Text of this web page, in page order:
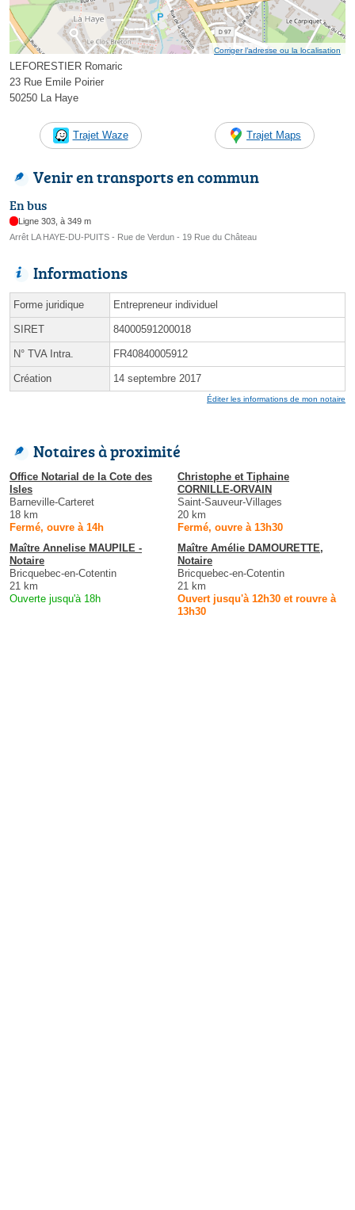
Corriger l’adresse ou la localisation
LEFORESTIER Romaric
23 Rue Emile Poirier
50250 La Haye
Trajet Waze Trajet Maps
Venir en transports en commun
En bus
Ligne 303, à 349 m
Arrêt LA HAYE-DU-PUITS - Rue de Verdun - 19 Rue du Château
Informations
Forme juridique Entrepreneur individuel
SIRET 84000591200018
N° TVA Intra. FR40840005912
Création 14 septembre 2017
Éditer les informations de mon notaire
Notaires à proximité
Office Notarial de la Cote des
Isles
Barneville-Carteret
18 km
Fermé, ouvre à 14h
Christophe et Tiphaine
CORNILLE-ORVAIN
Saint-Sauveur-Villages
20 km
Fermé, ouvre à 13h30
Maître Annelise MAUPILE -
Notaire
Bricquebec-en-Cotentin
21 km
Ouverte jusqu'à 18h
Maître Amélie DAMOURETTE,
Notaire
Bricquebec-en-Cotentin
21 km
Ouvert jusqu'à 12h30 et rouvre à
13h30